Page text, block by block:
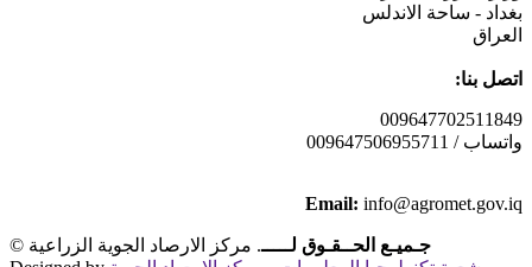
بغداد - ساحة الاندلس
العراق
:اتصل بنا
009647702511849
009647506955711 / واتساب
Email: info@agromet.gov.iq
© جـميـع الحــقـوق لـــــ. مركز الارصاد الجوية الزراعية